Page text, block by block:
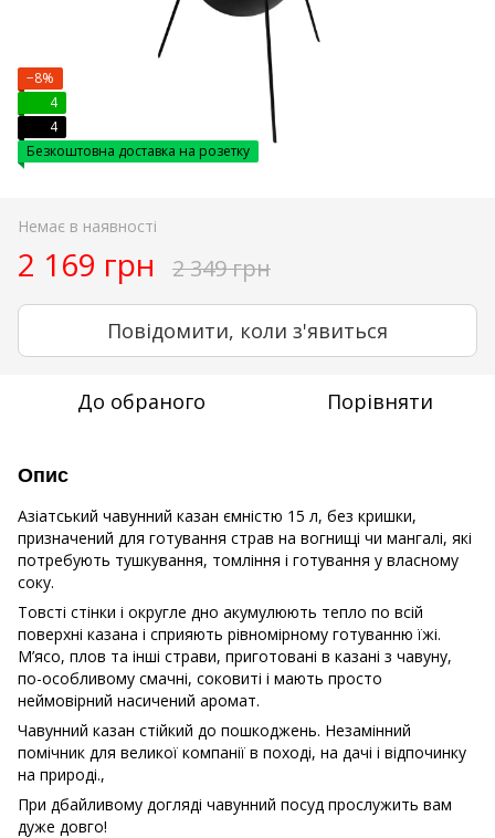
−8%
4
4
Безкоштовна доставка на розетку
Немає в наявності
2 169 грн 2 349 грн
Повідомити, коли з'явиться
До обраного Порівняти
Опис
Азіатський чавунний казан ємністю 15 л, без кришки,
призначений для готування страв на вогнищі чи мангалі, які
потребують тушкування, томління і готування у власному
соку.
Товсті стінки і округле дно акумулюють тепло по всій
поверхні казана і сприяють рівномірному готуванню їжі.
М’ясо, плов та інші страви, приготовані в казані з чавуну,
по-особливому смачні, соковиті і мають просто
неймовірний насичений аромат.
Чавунний казан стійкий до пошкоджень. Незамінний
помічник для великої компанії в поході, на дачі і відпочинку
на природі.,
При дбайливому догляді чавунний посуд прослужить вам
дуже довго!